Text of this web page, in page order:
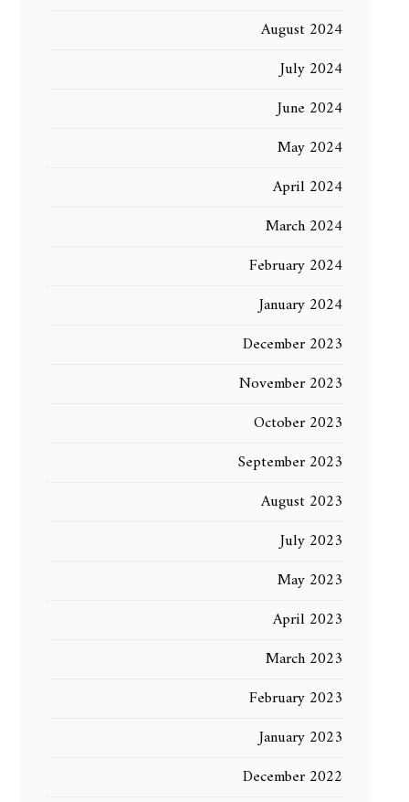
August 2024
July 2024
June 2024
May 2024
April 2024
March 2024
February 2024
January 2024
December 2023
November 2023
October 2023
September 2023
August 2023
July 2023
May 2023
April 2023
March 2023
February 2023
January 2023
December 2022